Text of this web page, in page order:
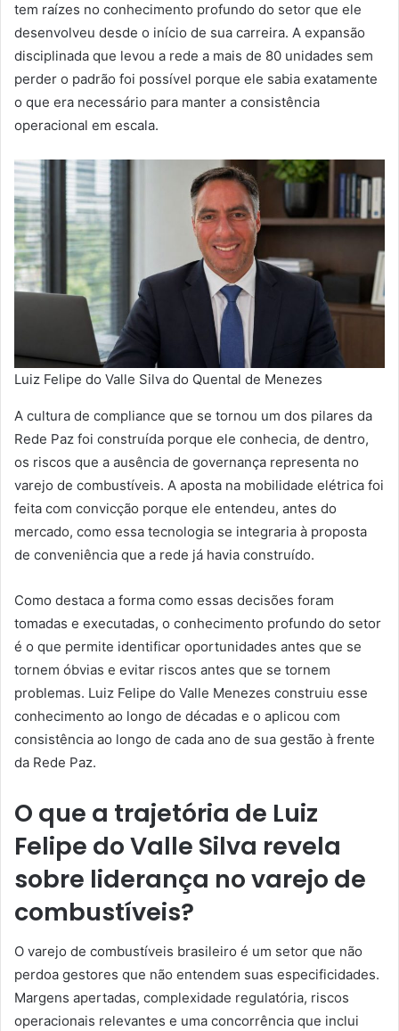
tem raízes no conhecimento profundo do setor que ele
desenvolveu desde o início de sua carreira. A expansão
disciplinada que levou a rede a mais de 80 unidades sem
perder o padrão foi possível porque ele sabia exatamente
o que era necessário para manter a consistência
operacional em escala.
Luiz Felipe do Valle Silva do Quental de Menezes
A cultura de compliance que se tornou um dos pilares da
Rede Paz foi construída porque ele conhecia, de dentro,
os riscos que a ausência de governança representa no
varejo de combustíveis. A aposta na mobilidade elétrica foi
feita com convicção porque ele entendeu, antes do
mercado, como essa tecnologia se integraria à proposta
de conveniência que a rede já havia construído.
Como destaca a forma como essas decisões foram
tomadas e executadas, o conhecimento profundo do setor
é o que permite identificar oportunidades antes que se
tornem óbvias e evitar riscos antes que se tornem
problemas. Luiz Felipe do Valle Menezes construiu esse
conhecimento ao longo de décadas e o aplicou com
consistência ao longo de cada ano de sua gestão à frente
da Rede Paz.
O que a trajetória de Luiz
Felipe do Valle Silva revela
sobre liderança no varejo de
combustíveis?
O varejo de combustíveis brasileiro é um setor que não
perdoa gestores que não entendem suas especificidades.
Margens apertadas, complexidade regulatória, riscos
operacionais relevantes e uma concorrência que inclui